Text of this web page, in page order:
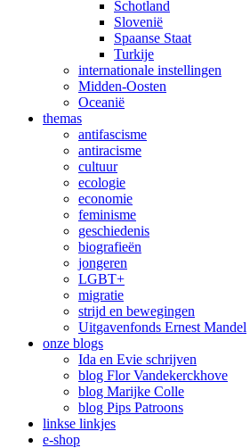
Schotland
Slovenië
Spaanse Staat
Turkije
internationale instellingen
Midden-Oosten
Oceanië
themas
antifascisme
antiracisme
cultuur
ecologie
economie
feminisme
geschiedenis
biografieën
jongeren
LGBT+
migratie
strijd en bewegingen
Uitgavenfonds Ernest Mandel
onze blogs
Ida en Evie schrijven
blog Flor Vandekerckhove
blog Marijke Colle
blog Pips Patroons
linkse linkjes
e-shop